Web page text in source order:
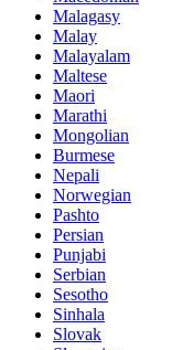
Malagasy
Malay
Malayalam
Maltese
Maori
Marathi
Mongolian
Burmese
Nepali
Norwegian
Pashto
Persian
Punjabi
Serbian
Sesotho
Sinhala
Slovak